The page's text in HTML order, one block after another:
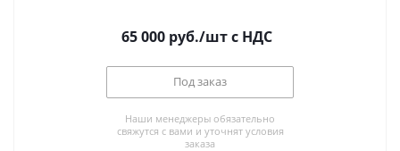
65 000 руб./штс НДС
Под заказ
Наши менеджеры обязательно
свяжутся с вами и уточнят условия
заказа